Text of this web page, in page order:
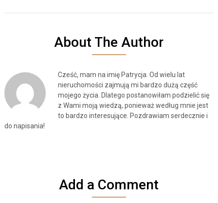
About The Author
Cześć, mam na imię Patrycja. Od wielu lat
nieruchomości zajmują mi bardzo dużą część
mojego życia. Dlatego postanowiłam podzielić się
z Wami moją wiedzą, ponieważ według mnie jest
to bardzo interesujące. Pozdrawiam serdecznie i
do napisania!
Add a Comment